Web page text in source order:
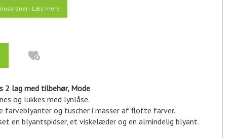
- Læs mere
2 lag med tilbehør, Mode
og lukkes med lynlåse.
farveblyanter og tuscher i masser af flotte farver.
en blyantspidser, et viskelæder og en almindelig blyant.